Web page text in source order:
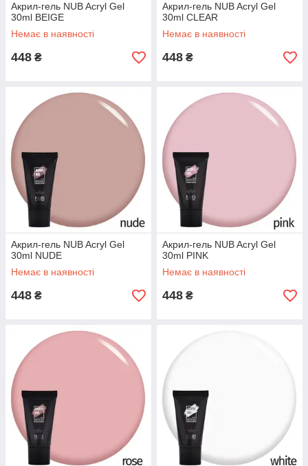
Aкрил-гель NUB Acryl Gel
30ml BEIGE
Немає в наявності
448 ₴
Aкрил-гель NUB Acryl Gel
30ml CLEAR
Немає в наявності
448 ₴
Aкрил-гель NUB Acryl Gel
30ml NUDE
Немає в наявності
448 ₴
Aкрил-гель NUB Acryl Gel
30ml PINK
Немає в наявності
448 ₴